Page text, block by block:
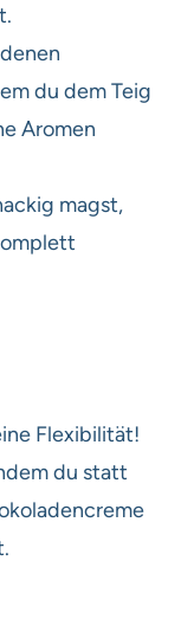
du dem Teig
Aromen
magst,
Flexibilität!
du statt